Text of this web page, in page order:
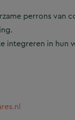
perrons van
integreren in hun